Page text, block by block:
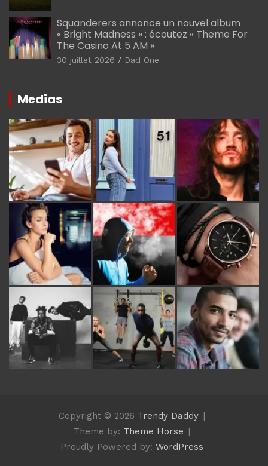
Squanderers annonce un nouvel album
« Bright Madness » : écoutez « Theme For
The Casino At 5 AM »
30 juillet 2026 Dad One
Medias
Copyright © 2026 Trendy Daddy
Theme by: Theme Horse
Proudly Powered by: WordPress